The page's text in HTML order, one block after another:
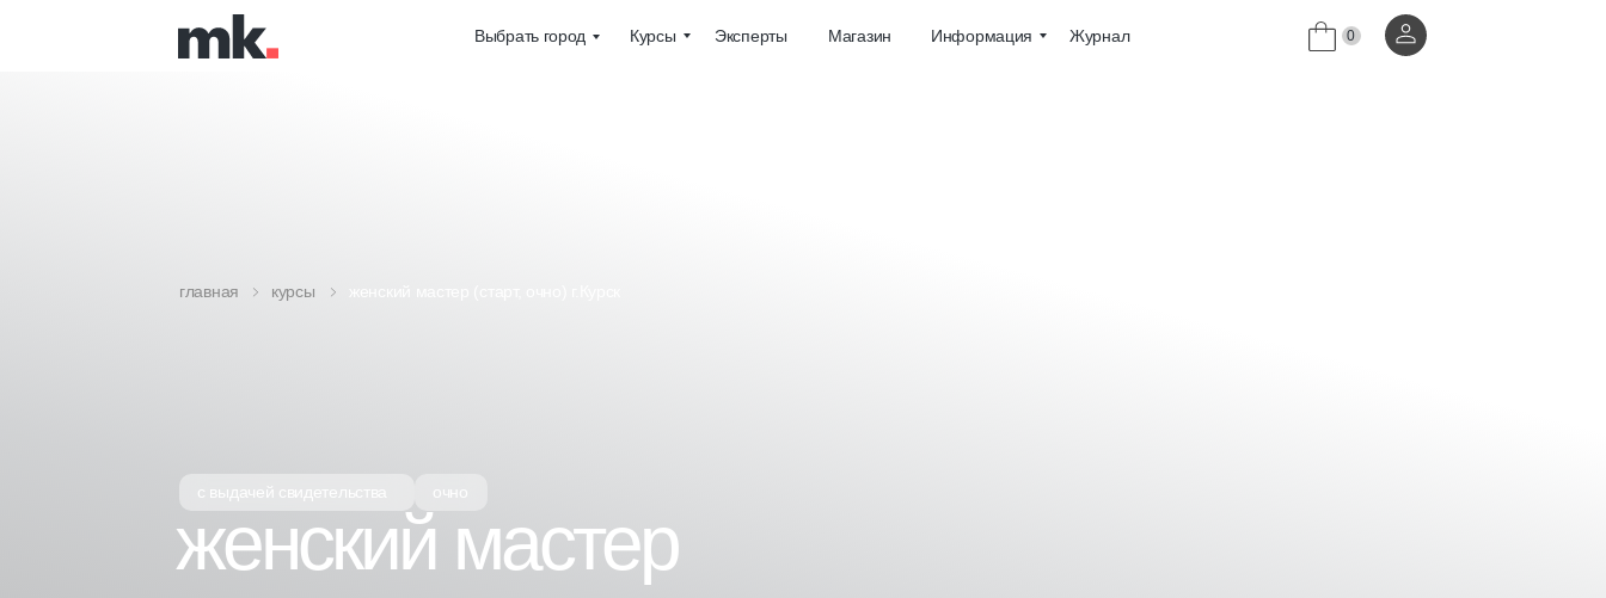
Выбрать город Курсы Эксперты Магазин Информация Журнал 0
женский мастер
с выдачей свидетельства очно
курсы
главная